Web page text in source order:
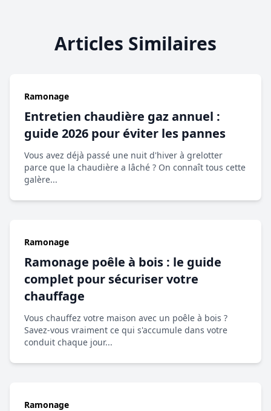
Articles Similaires
Ramonage
Entretien chaudière gaz annuel :
guide 2026 pour éviter les pannes
Vous avez déjà passé une nuit d'hiver à grelotter
parce que la chaudière a lâché ? On connaît tous cette
galère...
Ramonage
Ramonage poêle à bois : le guide
complet pour sécuriser votre
chauffage
Vous chauffez votre maison avec un poêle à bois ?
Savez-vous vraiment ce qui s'accumule dans votre
conduit chaque jour...
Ramonage